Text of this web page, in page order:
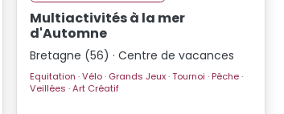
Multiactivités à la mer
d'Automne
Bretagne (56) · Centre de vacances
Equitation · Vélo · Grands Jeux · Tournoi · Pêche ·
Veillées · Art Créatif